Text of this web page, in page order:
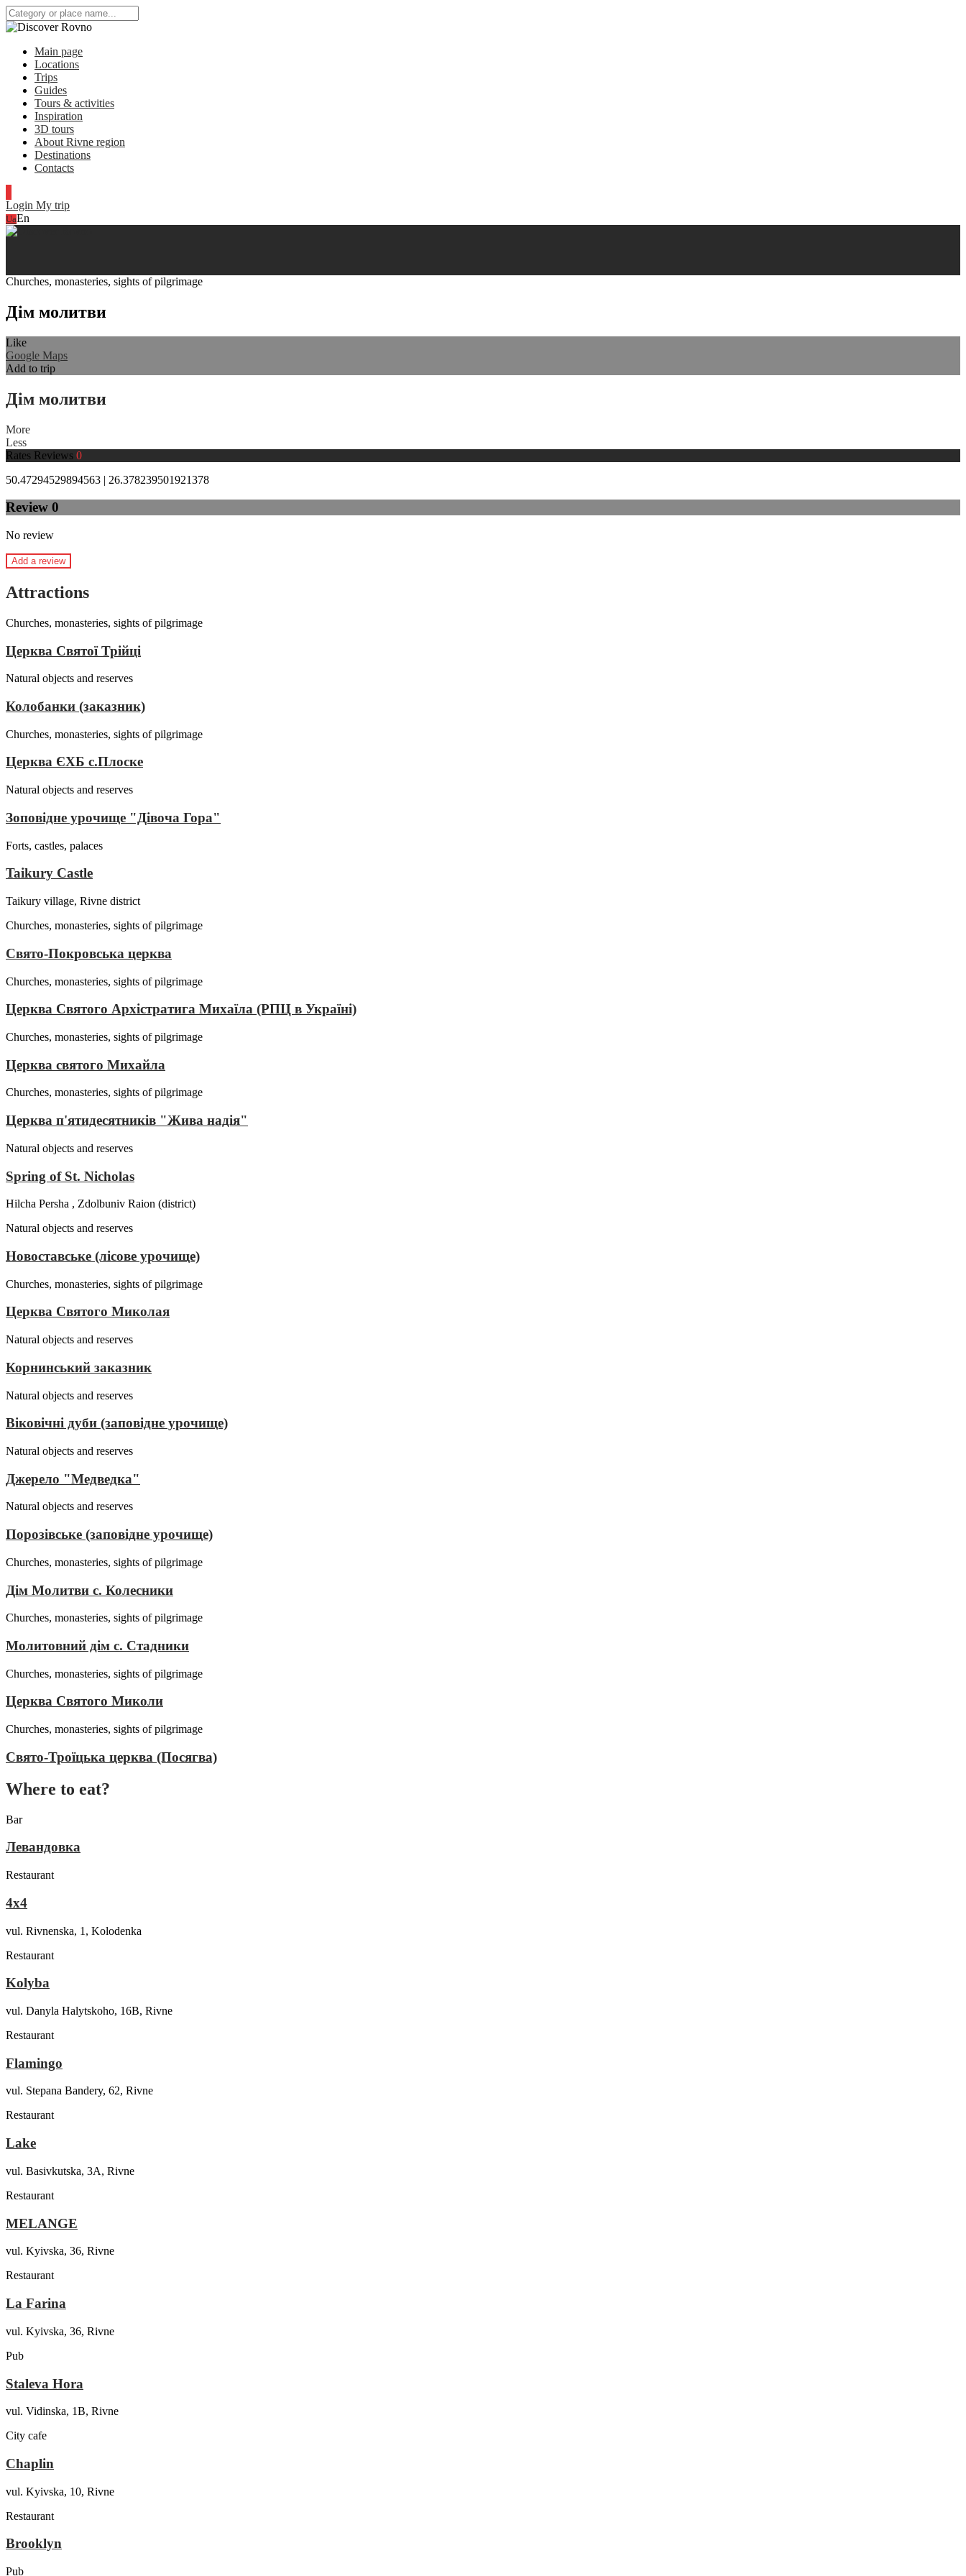
Main page
Locations
Trips
Guides
Tours & activities
Inspiration
3D tours
About Rivne region
Destinations
Contacts
Login My trip
UaEn
Churches, monasteries, sights of pilgrimage
Дім молитви
Like
Google Maps
Add to trip
Дім молитви
More
Less
Rates Reviews 0
50.47294529894563 | 26.378239501921378
Review 0
No review
Add a review
Attractions
Churches, monasteries, sights of pilgrimage
Церква Святої Трійці
Natural objects and reserves
Колобанки (заказник)
Churches, monasteries, sights of pilgrimage
Церква ЄХБ с.Плоске
Natural objects and reserves
Зоповідне урочище "Дівоча Гора"
Forts, castles, palaces
Taikury Castle
Taikury village, Rivne district
Churches, monasteries, sights of pilgrimage
Свято-Покровська церква
Churches, monasteries, sights of pilgrimage
Церква Святого Архістратига Михаїла (РПЦ в Україні)
Churches, monasteries, sights of pilgrimage
Церква святого Михайла
Churches, monasteries, sights of pilgrimage
Церква п'ятидесятників "Жива надія"
Natural objects and reserves
Spring of St. Nicholas
Hilcha Persha , Zdolbuniv Raion (district)
Natural objects and reserves
Новоставське (лісове урочище)
Churches, monasteries, sights of pilgrimage
Церква Святого Миколая
Natural objects and reserves
Корнинський заказник
Natural objects and reserves
Віковічні дуби (заповідне урочище)
Natural objects and reserves
Джерело "Медведка"
Natural objects and reserves
Порозівське (заповідне урочище)
Churches, monasteries, sights of pilgrimage
Дім Молитви с. Колесники
Churches, monasteries, sights of pilgrimage
Молитовний дім с. Стадники
Churches, monasteries, sights of pilgrimage
Церква Святого Миколи
Churches, monasteries, sights of pilgrimage
Свято-Троїцька церква (Посягва)
Where to eat?
Bar
Левандовка
Restaurant
4x4
vul. Rivnenska, 1, Kolodenka
Restaurant
Kolyba
vul. Danyla Halytskoho, 16B, Rivne
Restaurant
Flamingo
vul. Stepana Bandery, 62, Rivne
Restaurant
Lake
vul. Basivkutska, 3A, Rivne
Restaurant
MELANGE
vul. Kyivska, 36, Rivne
Restaurant
La Farina
vul. Kyivska, 36, Rivne
Pub
Staleva Hora
vul. Vidinska, 1B, Rivne
City cafe
Chaplin
vul. Kyivska, 10, Rivne
Restaurant
Brooklyn
Pub